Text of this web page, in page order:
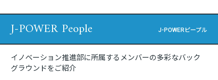
J-POWER People J-POWERピープル
イノベーション推進部に所属するメンバーの多彩なバック
グラウンドをご紹介